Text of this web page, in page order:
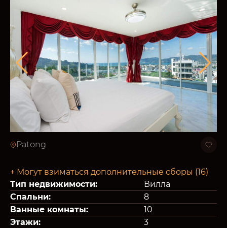
Patong
+ Могут взиматься дополнительные сборы (16)
Тип недвижимости:
Вилла
Спальни:
8
Ванные комнаты:
10
Этажи:
3